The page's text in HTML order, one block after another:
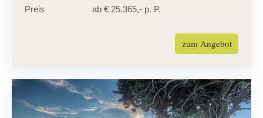
Preis
ab € 25.365,- p. P.
zum Angebot